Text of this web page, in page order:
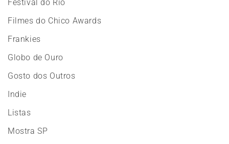
Festival do Rio
Filmes do Chico Awards
Frankies
Globo de Ouro
Gosto dos Outros
Indie
Listas
Mostra SP